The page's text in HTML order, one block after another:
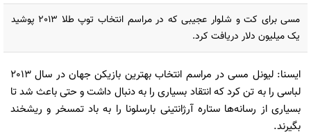
مسی برای کت و شلوار عجیبی که در مراسم انتخاب توپ طلا 2013 پوشید
یک میلیون دلار دریافت کرد.
ایسنا: لیونل مسی در مراسم انتخاب بهترین بازیکن جهان در سال 2013
لباسی را به تن کرد که انتقاد بسیاری را به دنبال داشت و حتی باعث شد تا
بسیاری از رسانه‌ها ستاره آرژانتینی بارسلونا را به باد تمسخر و ریشخند
بگیرند.